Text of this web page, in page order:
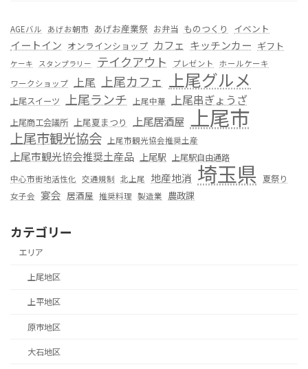
AGEバル あげお朝市 あげお産業祭 お弁当 ものつくり イベント
イートイン オンラインショップ カフェ キッチンカー ギフト
ケーキ スタンプラリー テイクアウト プレゼント
ホールケーキ
ワークショップ 上尾 上尾カフェ 上尾グルメ
上尾スイーツ 上尾ランチ 上尾中華 上尾串ぎょうざ
上尾商工会議所 上尾夏まつり 上尾居酒屋 上尾市
上尾市観光協会 上尾市観光協会推奨土産
上尾市観光協会推奨土産品 上尾駅 上尾駅自由通路
中心市街地活性化 交通規制 北上尾 地産地消 埼玉県 夏祭り
女子会 宴会 居酒屋 推奨料理 製造業 農政課
カテゴリー
エリア
上尾地区
上平地区
原市地区
大石地区